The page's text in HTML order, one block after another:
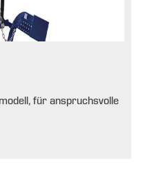
für anspruchsvolle